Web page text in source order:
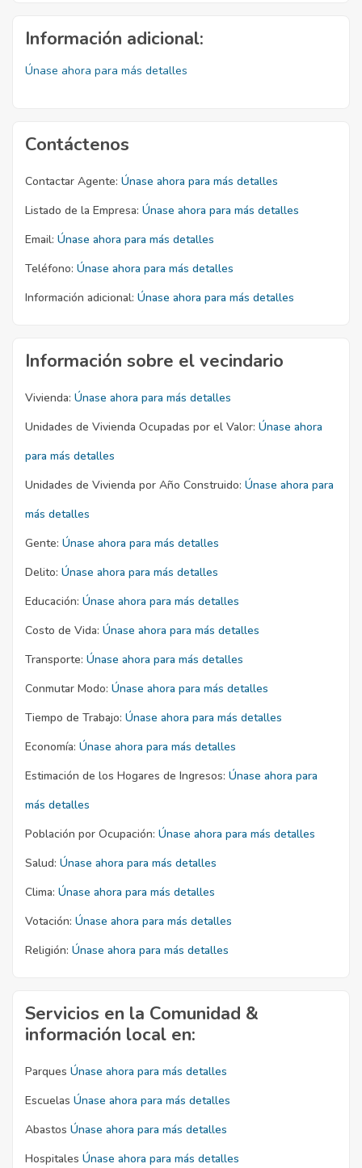
Información adicional:
Únase ahora para más detalles
Contáctenos
Contactar Agente: Únase ahora para más detalles
Listado de la Empresa: Únase ahora para más detalles
Email: Únase ahora para más detalles
Teléfono: Únase ahora para más detalles
Información adicional: Únase ahora para más detalles
Información sobre el vecindario
Vivienda: Únase ahora para más detalles
Unidades de Vivienda Ocupadas por el Valor: Únase ahora
para más detalles
Unidades de Vivienda por Año Construido: Únase ahora para
más detalles
Gente: Únase ahora para más detalles
Delito: Únase ahora para más detalles
Educación: Únase ahora para más detalles
Costo de Vida: Únase ahora para más detalles
Transporte: Únase ahora para más detalles
Conmutar Modo: Únase ahora para más detalles
Tiempo de Trabajo: Únase ahora para más detalles
Economía: Únase ahora para más detalles
Estimación de los Hogares de Ingresos: Únase ahora para
más detalles
Población por Ocupación: Únase ahora para más detalles
Salud: Únase ahora para más detalles
Clima: Únase ahora para más detalles
Votación: Únase ahora para más detalles
Religión: Únase ahora para más detalles
Servicios en la Comunidad &
información local en:
Parques Únase ahora para más detalles
Escuelas Únase ahora para más detalles
Abastos Únase ahora para más detalles
Hospitales Únase ahora para más detalles